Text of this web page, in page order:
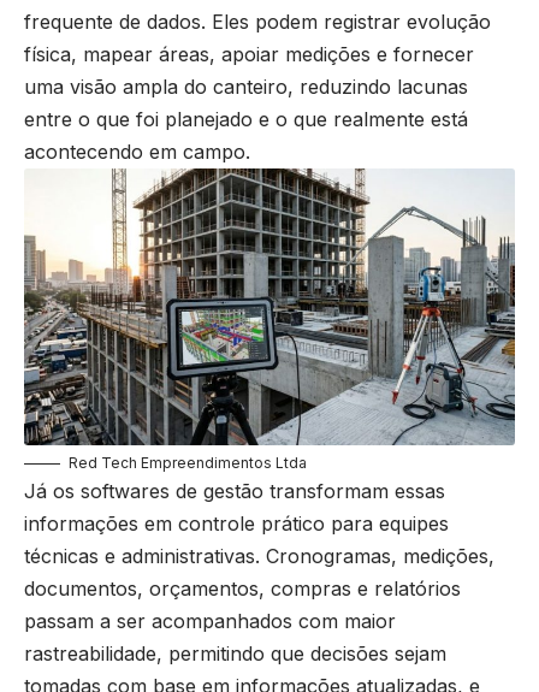
frequente de dados. Eles podem registrar evolução
física, mapear áreas, apoiar medições e fornecer
uma visão ampla do canteiro, reduzindo lacunas
entre o que foi planejado e o que realmente está
acontecendo em campo.
Red Tech Empreendimentos Ltda
Já os softwares de gestão transformam essas
informações em controle prático para equipes
técnicas e administrativas. Cronogramas, medições,
documentos, orçamentos, compras e relatórios
passam a ser acompanhados com maior
rastreabilidade, permitindo que decisões sejam
tomadas com base em informações atualizadas, e